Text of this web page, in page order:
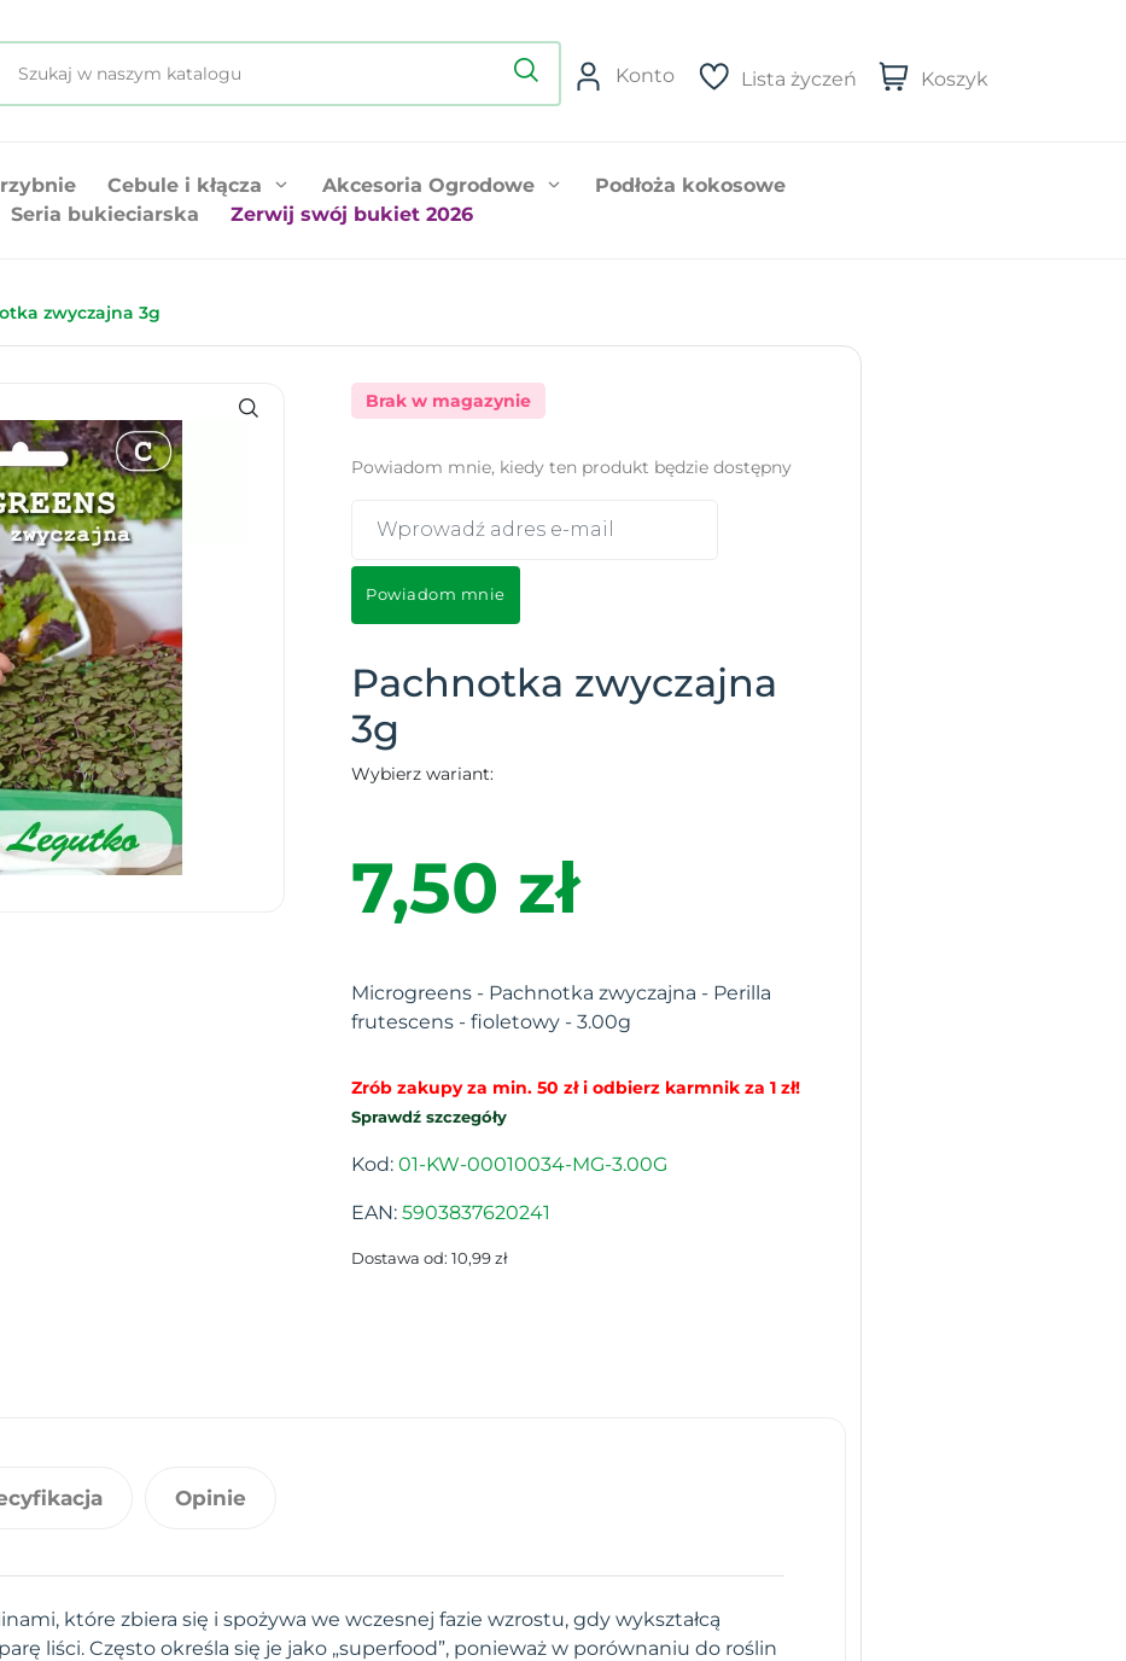
Konto Lista życzeń Koszyk
Cebule i kłącza Akcesoria Ogrodowe
Podłoża kokosowe
Seria bukieciarska Zerwij swój bukiet 2026
zwyczajna 3g
Brak w magazynie
Powiadom mnie, kiedy ten produkt będzie dostępny
Powiadom mnie
Pachnotka zwyczajna
3g
Wybierz wariant:
7,50 zł
Microgreens - Pachnotka zwyczajna - Perilla
frutescens - fioletowy - 3.00g
Zrób zakupy za min. 50 zł i odbierz karmnik za 1 zł!
Sprawdź szczegóły
Kod: 01-KW-00010034-MG-3.00G
EAN: 5903837620241
Dostawa od: 10,99 zł
Opinie
które zbiera się i spożywa we wczesnej fazie wzrostu, gdy wykształcą
liści. Często określa się je jako „superfood”, ponieważ w porównaniu do roślin